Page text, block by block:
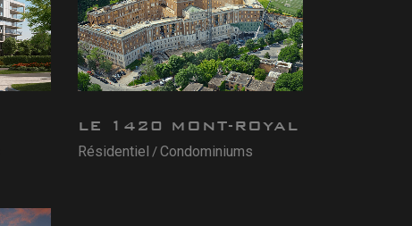
LE 1420 MONT-ROYAL
Résidentiel Condominiums